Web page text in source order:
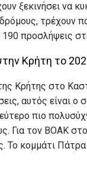
ξεκινήσει να
τρέχουν
προσλήψεις
Κρήτη το
Κρήτης στο
αυτός είναι
πιο
Για τον ΒΟΑΚ
Το κομμάτι